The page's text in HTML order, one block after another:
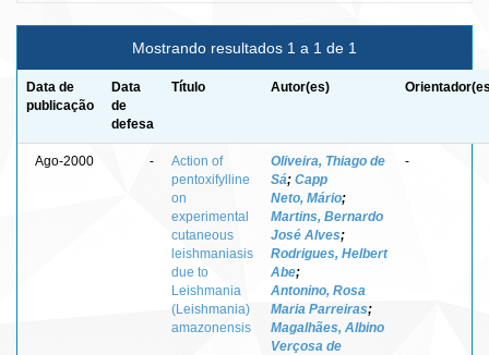
Mostrando resultados 1 a 1 de 1
Data de
publicação
Data
de
defesa
Título Autor(es)
Ago-2000 -
Action of
pentoxifylline
on
experimental
cutaneous
leishmaniasis
due to
Leishmania
(Leishmania)
amazonensis
Oliveira, Thiago de
Sá; Capp
Neto, Mário;
Martins, Bernardo
José Alves;
Rodrigues, Helbert
Abe;
Antonino, Rosa
Maria Parreiras;
Magalhães, Albino
Verçosa de
-